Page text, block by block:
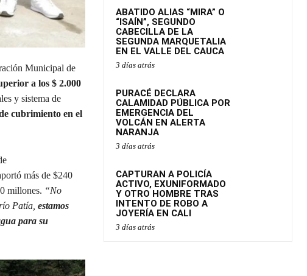
Municipal de
a los $ 2.000
y sistema de
cubrimiento en el
más de $240
millones. “No
Patía, estamos
para su
ABATIDO ALIAS “MIRA” O
“ISAÍN”, SEGUNDO
CABECILLA DE LA
SEGUNDA MARQUETALIA
EN EL VALLE DEL CAUCA
3 días atrás
PURACÉ DECLARA
CALAMIDAD PÚBLICA POR
EMERGENCIA DEL
VOLCÁN EN ALERTA
NARANJA
3 días atrás
CAPTURAN A POLICÍA
ACTIVO, EXUNIFORMADO
Y OTRO HOMBRE TRAS
INTENTO DE ROBO A
JOYERÍA EN CALI
3 días atrás